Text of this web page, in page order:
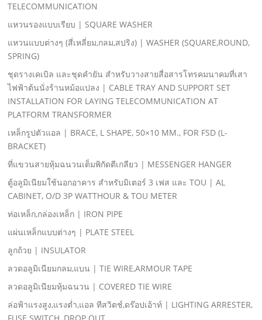
TELECOMMUNICATION
แหวนรองแบบเรียบ | SQUARE WASHER
แหวนแบบต่างๆ (สี่เหลี่ยม,กลม,สปริง) | WASHER (SQUARE,ROUND,
SPRING)
ชุดรางเคเบิล และชุดคํายัน สําหรับวางสายสื่อสารโทรคมนาคมที่เสา
ไฟฟ้าต้นนั่งร้านหม้อแปลง | CABLE TRAY AND SUPPORT SET
INSTALLATION FOR LAYING TELECOMMUNICATION AT
PLATFORM TRANSFORMER
เหล็กรูปตัวแอล | BRACE, L SHAPE, 50×10 MM., FOR FSD (L-
BRACKET)
ที่แขวนสายหุ้มฉนวนเต็มพิกัดตีเกลียว | MESSENGER HANGER
ตู้อลูมิเนียมใช้นอกอาคาร สําหรับมิเตอร์ 3 เฟส และ TOU | AL
CABINET, O/D 3P WATTHOUR & TOU METER
ท่อเหล็ก,กล่องเหล็ก | IRON PIPE
แผ่นเหล็กแบบต่างๆ | PLATE STEEL
ลูกถ้วย | INSULATOR
ลวดอลูมิเนียมกลม,แบน | TIE WIRE,ARMOUR TAPE
ลวดอลูมิเนียมหุ้มฉนวน | COVERED TIE WIRE
ล่อฟ้าแรงสูง,แรงตํ่า,แอล ทีสวิตช์,ดร๊อปเอ้าท์ | LIGHTING ARRESTER,